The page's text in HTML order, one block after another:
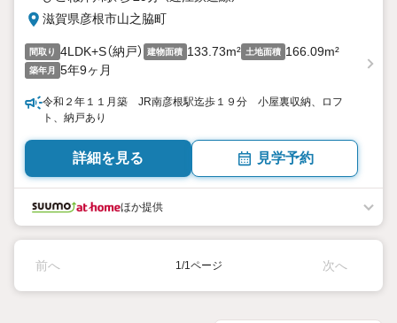
滋賀県彦根市山之脇町
間取り 4LDK+S（納戸） 建物面積 133.73m² 土地面積 166.09m²
築年月 5年9ヶ月
令和２年１１月築 JR南彦根駅迄歩１９分 小屋裏収納、ロフ
ト、納戸あり
詳細を見る 見学予約
ほか提供
前へ 1/1ページ 次へ